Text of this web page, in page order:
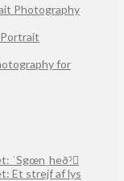
Photography
for
ˈSgœnˌheðˀ
Et strejf af lys